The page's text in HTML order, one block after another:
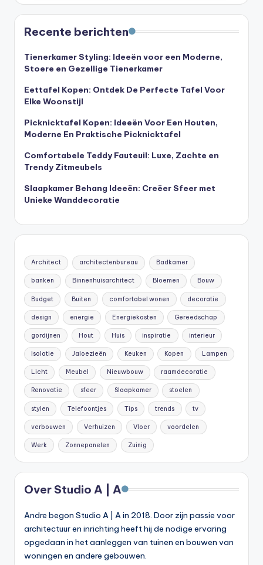
Recente berichten
Tienerkamer Styling: Ideeën voor een Moderne,
Stoere en Gezellige Tienerkamer
Eettafel Kopen: Ontdek De Perfecte Tafel Voor
Elke Woonstijl
Picknicktafel Kopen: Ideeën Voor Een Houten,
Moderne En Praktische Picknicktafel
Comfortabele Teddy Fauteuil: Luxe, Zachte en
Trendy Zitmeubels
Slaapkamer Behang Ideeën: Creëer Sfeer met
Unieke Wanddecoratie
Architect architectenbureau Badkamer
banken Binnenhuisarchitect Bloemen Bouw
Budget Buiten comfortabel wonen decoratie
design energie Energiekosten Gereedschap
gordijnen Hout Huis inspiratie interieur
Isolatie Jaloezieën Keuken Kopen Lampen
Licht Meubel Nieuwbouw raamdecoratie
Renovatie sfeer Slaapkamer stoelen
stylen Telefoontjes Tips trends tv
verbouwen Verhuizen Vloer voordelen
Werk Zonnepanelen Zuinig
Over Studio A | A
Andre begon Studio A | A in 2018. Door zijn passie voor
architectuur en inrichting heeft hij de nodige ervaring
opgedaan in het aanleggen van tuinen en bouwen van
woningen en andere gebouwen.